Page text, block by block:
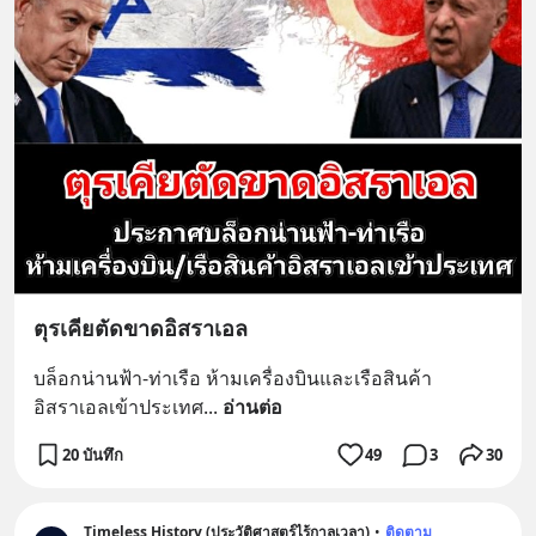
ตุรเคียตัดขาดอิสราเอล
บล็อกน่านฟ้า-ท่าเรือ ห้ามเครื่องบินและเรือสินค้า
อิสราเอลเข้าประเทศ... อ่านต่อ
20 บันทึก 49 3 30